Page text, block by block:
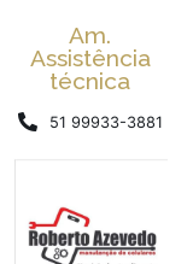
Am.
Assistência
técnica
51 99933-3881